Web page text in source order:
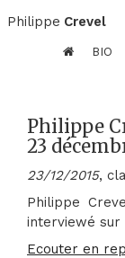
Philippe Crevel
BIO
Philippe
23
23/12/2015,
Philippe
interviewé
Ecouter en